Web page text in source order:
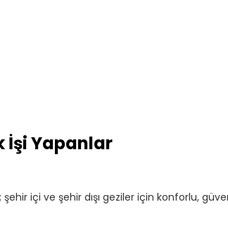
İşi Yapanlar
şehir içi ve şehir dışı geziler için konforlu,